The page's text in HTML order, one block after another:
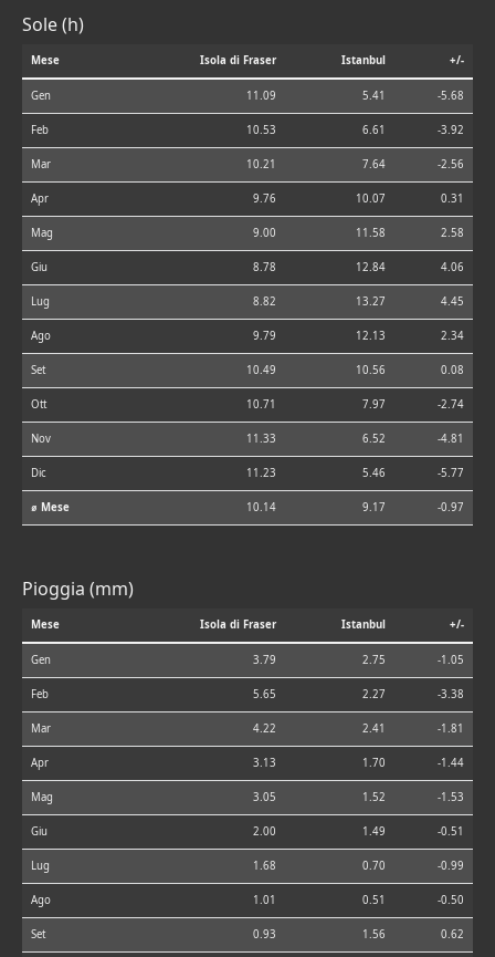
Sole (h)
Mese Isola di Fraser Istanbul +/-
Gen 11.09 5.41 -5.68
Feb 10.53 6.61 -3.92
Mar 10.21 7.64 -2.56
Apr 9.76 10.07 0.31
Mag 9.00 11.58 2.58
Giu 8.78 12.84 4.06
Lug 8.82 13.27 4.45
Ago 9.79 12.13 2.34
Set 10.49 10.56 0.08
Ott 10.71 7.97 -2.74
Nov 11.33 6.52 -4.81
Dic 11.23 5.46 -5.77
⌀ Mese 10.14 9.17 -0.97
Pioggia (mm)
Mese Isola di Fraser Istanbul +/-
Gen 3.79 2.75 -1.05
Feb 5.65 2.27 -3.38
Mar 4.22 2.41 -1.81
Apr 3.13 1.70 -1.44
Mag 3.05 1.52 -1.53
Giu 2.00 1.49 -0.51
Lug 1.68 0.70 -0.99
Ago 1.01 0.51 -0.50
Set 0.93 1.56 0.62